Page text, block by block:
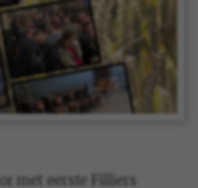
met eerste Filliers